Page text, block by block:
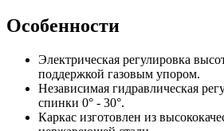
Особенности
Электрическая регулировка
поддержкой газовым упором.
Независимая гидравлическая
спинки 0° - 30°.
Каркас изготовлен из